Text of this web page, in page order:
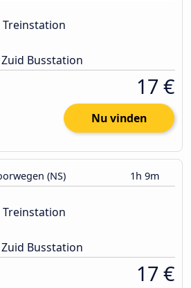
Treinstation
Busstation
17 €
Nu vinden
(NS) 1h 9m
Treinstation
Busstation
17 €